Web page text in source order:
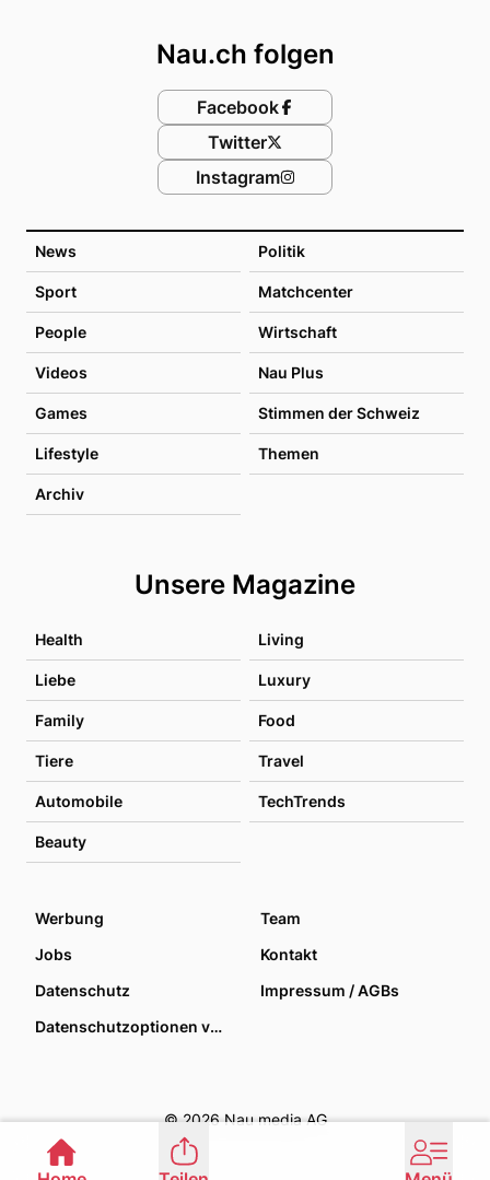
News Politik
Sport Matchcenter
People Wirtschaft
Videos Nau Plus
Games Stimmen der Schweiz
Lifestyle Themen
Archiv
Unsere Magazine
Health Living
Liebe Luxury
Family Food
Tiere Travel
Automobile TechTrends
Beauty
Nau.ch folgen
Facebook
Twitter
Instagram
Werbung
Team
Jobs
Kontakt
Datenschutz
Impressum / AGBs
Datenschutzoptionen verwalten
© 2026 Nau media AG